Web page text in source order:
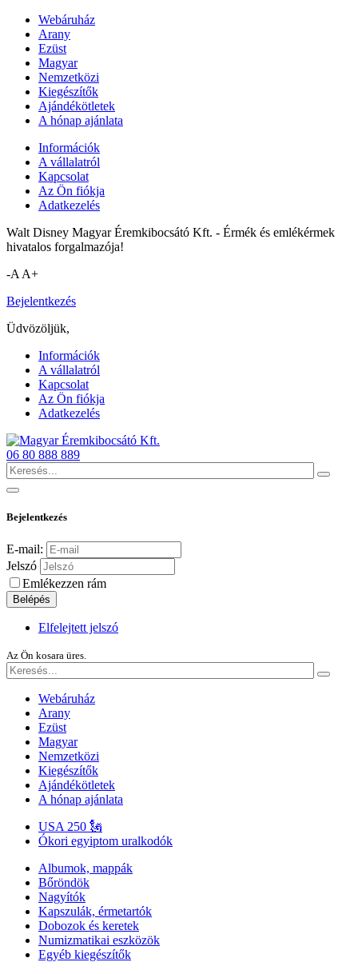
Webáruház
Arany
Ezüst
Magyar
Nemzetközi
Kiegészítők
Ajándékötletek
A hónap ajánlata
Információk
A vállalatról
Kapcsolat
Az Ön fiókja
Adatkezelés
Walt Disney Magyar Éremkibocsátó Kft. - Érmék és emlékérmek
hivatalos forgalmazója!
-A A+
Bejelentkezés
Üdvözöljük,
Információk
A vállalatról
Kapcsolat
Az Ön fiókja
Adatkezelés
06 80 888 889
Bejelentkezés
E-mail:
Jelszó
Emlékezzen rám
Belépés
Elfelejtett jelszó
Az Ön kosara üres.
Webáruház
Arany
Ezüst
Magyar
Nemzetközi
Kiegészítők
Ajándékötletek
A hónap ajánlata
USA 250 🗽
Ókori egyiptom uralkodók
Albumok, mappák
Bőröndök
Nagyítók
Kapszulák, érmetartók
Dobozok és keretek
Numizmatikai eszközök
Egyéb kiegészítők